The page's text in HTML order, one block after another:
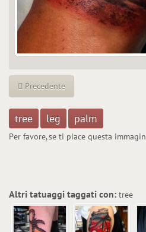
Precedente
tree leg palm
Per favore, se ti piace questa
Altri tatuaggi taggati con: tree